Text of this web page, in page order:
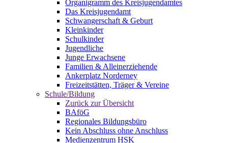
Organigramm des Kreisjugendamtes
Das Kreisjugendamt
Schwangerschaft & Geburt
Kleinkinder
Schulkinder
Jugendliche
Junge Erwachsene
Familien & Alleinerziehende
Ankerplatz Norderney
Freizeitstätten, Träger & Vereine
Schule/Bildung
Zurück zur Übersicht
BAföG
Regionales Bildungsbüro
Kein Abschluss ohne Anschluss
Medienzentrum HSK